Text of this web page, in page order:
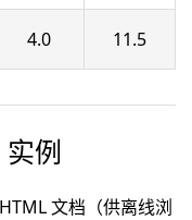
4.0 11.5
例
文档（供离线浏